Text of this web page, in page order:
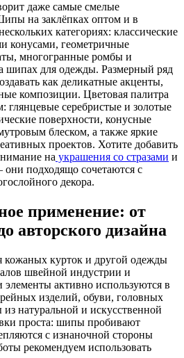
даже самые смелые
на заклёпках оптом и в
категориях: классические
конусами, геометричные
многогранные ромбы и
шипах для одежды. Размерный ряд
как деликатные акценты,
композиции. Цветовая палитра
глянцевые серебристые и золотые
поверхности, конусные
блеском, а также яркие
проектов. Хотите добавить
на украшения со стразами и
подходящо сочетаются с
декора.
применение: от
авторского дизайна
курток и другой одежды
швейной индустрии и
элементы активно используются в
изделий, обуви, головных
натуральной и искусственной
проста: шипы пробивают
с изнаночной стороны
рекомендуем использовать